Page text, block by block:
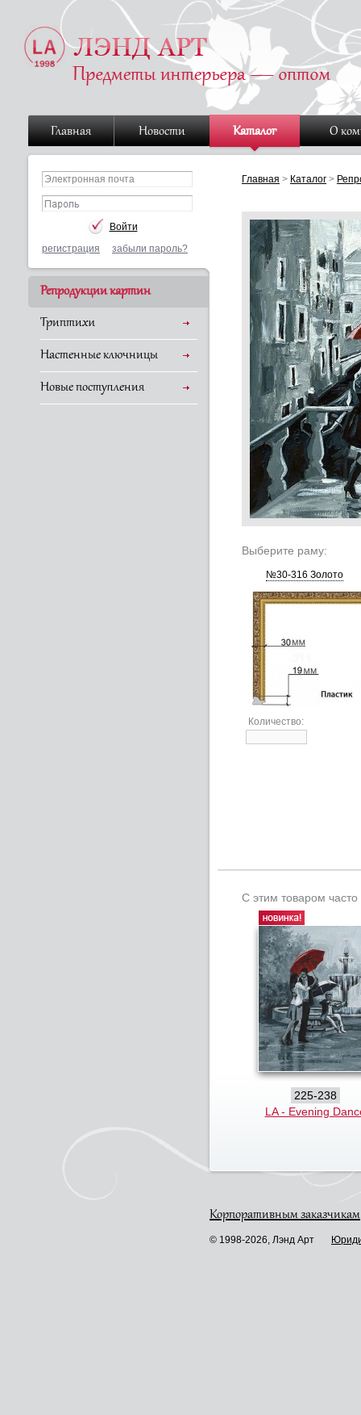
Главная Новости Каталог О
регистрация забыли пароль?
Репродукции картин
Триптихи
Настенные ключницы
Новые поступления
Главная > Каталог >
Выберите раму:
№30-316 Золото
Количество:
С этим товаром часто
225-238
LA - Evening
Корпоративным заказчикам
© 1998-2026, Лэнд Арт